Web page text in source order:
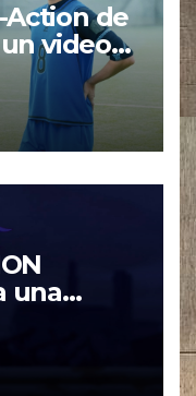
Action de
video
musical
una
ultimo